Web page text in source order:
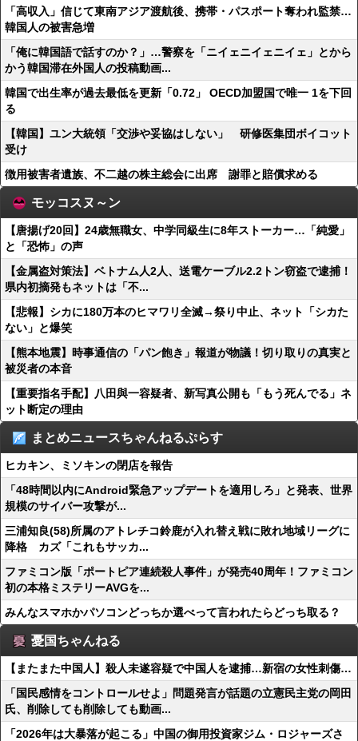
「高収入」信じて東南アジア渡航後、携帯・パスポート奪われ監禁…
韓国人の被害急増
「俺に韓国語で話すのか？」…警察を「ニイェニイェニイェ」とから
かう韓国滞在外国人の投稿動画...
韓国で出生率が過去最低を更新「0.72」 OECD加盟国で唯一 1を下回
る
【韓国】ユン大統領「交渉や妥協はしない」 研修医集団ボイコット
受け
徴用被害者遺族、不二越の株主総会に出席 謝罪と賠償求める
モッコスヌ～ン
【唐揚げ20回】24歳無職女、中学同級生に8年ストーカー…「純愛」
と「恐怖」の声
【金属盗対策法】ベトナム人2人、送電ケーブル2.2トン窃盗で逮捕！
県内初摘発もネットは「不...
【悲報】シカに180万本のヒマワリ全滅→祭り中止、ネット「シカた
ない」と爆笑
【熊本地震】時事通信の「パン飽き」報道が物議！切り取りの真実と
被災者の本音
【重要指名手配】八田與一容疑者、新写真公開も「もう死んでる」ネ
ット断定の理由
まとめニュースちゃんねるぷらす
ヒカキン、ミソキンの閉店を報告
「48時間以内にAndroid緊急アップデートを適用しろ」と発表、世界
規模のサイバー攻撃が...
三浦知良(58)所属のアトレチコ鈴鹿が入れ替え戦に敗れ地域リーグに
降格 カズ「これもサッカ...
ファミコン版「ポートピア連続殺人事件」が発売40周年！ファミコン
初の本格ミステリーAVGを...
みんなスマホかパソコンどっちか選べって言われたらどっち取る？
憂国ちゃんねる
【またまた中国人】殺人未遂容疑で中国人を逮捕…新宿の女性刺傷…
「国民感情をコントロールせよ」問題発言が話題の立憲民主党の岡田
氏、削除しても削除しても動画...
「2026年は大暴落が起こる」中国の御用投資家ジム・ロジャーズさ